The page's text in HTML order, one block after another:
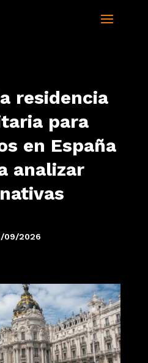
residencia
para
en España
analizar
09/2026